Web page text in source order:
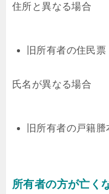
住所と異なる場合
旧所有者の住民票
氏名が異なる場合
旧所有者の戸籍謄
所有者の方が亡く